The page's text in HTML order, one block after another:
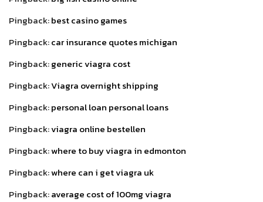
Pingback:best casino games
Pingback:car insurance quotes michigan
Pingback:generic viagra cost
Pingback:Viagra overnight shipping
Pingback:personal loan personal loans
Pingback:viagra online bestellen
Pingback:where to buy viagra in edmonton
Pingback:where can i get viagra uk
Pingback:average cost of 100mg viagra